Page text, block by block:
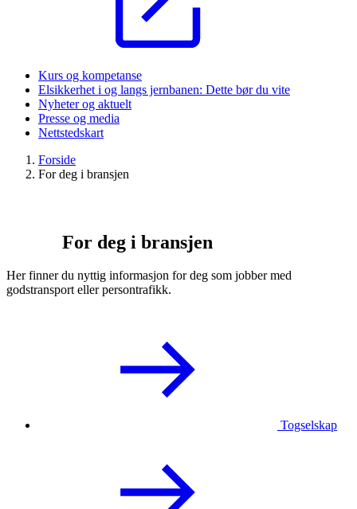
Kurs og kompetanse
Elsikkerhet i og langs jernbanen: Dette bør du vite
Nyheter og aktuelt
Presse og media
Nettstedskart
Forside
For deg i bransjen
For deg i bransjen
Her finner du nyttig informasjon for deg som jobber med
godstransport eller persontrafikk.
Togselskap